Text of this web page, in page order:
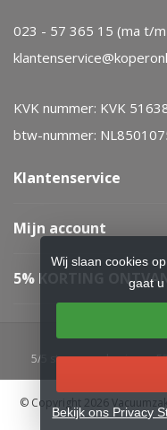
023 - 57 365 15 (ma t/
KVK nummer: KVK
btw-nummer:
Klantenservice
Mijn account
5% KORTING
5/ sterren op basis van
Wij slaan cookies
gaat
Bekijk ons Privacy
© Copyright 2026